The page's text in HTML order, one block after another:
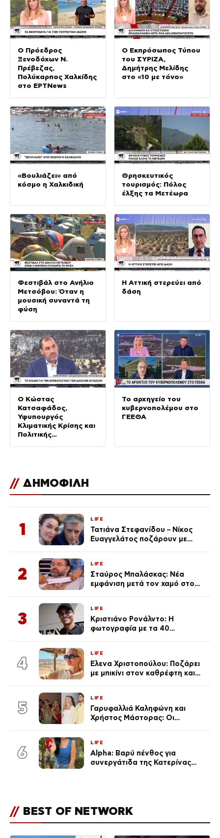
Ο Πρόεδρος
Ξενοδόχων Ν.
Πρέβεζας,
Πολύκαρπος Χαλκίδης
στο ΕΡΤNews
Ο Εκπρόσωπος Τύπου
του ΣΥΡΙΖΑ,
Δημήτρης Μελίδης
στο «10 με τόνο»
«Βουλιάζει» από
κόσμο η Χαλκιδική
Θρησκευτικός
τουρισμός: Πόλος
έλξης τα Μετέωρα
Φεστιβάλ στο Ανήλιο
Μετσόβου: Όταν η
μουσική συναντά τη
φύση
Η Αττική στερεύει από
δάση
Ο Κώστας
Κατσαφάδος,
Υφυπουργός
Κλιματικής Κρίσης και
Πολιτικής
Το αρχηγείο του
κυβερνοπολέμου στο
ΓΕΕΘΑ
// ΔΗΜΟΦΙΛΗ
1
LIFE
Τατιάνα Στεφανίδου – Νίκος
Ευαγγελάτος ποζάρουν με
2
LIFE
Σταύρος Μπαλάσκας: Νέα
εμφάνιση μετά τον χαμό στο
3
LIFE
Κριστιάνο Ρονάλντο: Η
φωτογραφία με τα 40
εκ. likes
4
LIFE
Έλενα Χριστοπούλου: Ποζάρει
με μπικίνι στον καθρέφτη και
καθεμία…» (Βίντεο)
5
LIFE
Γαρυφαλλιά Καληφώνη και
Χρήστος Μάστορας: Οι
απαρατήρητη
6
LIFE
Alpha: Βαρύ πένθος για
συνεργάτιδα της Κατερίνας
// BEST OF NETWORK